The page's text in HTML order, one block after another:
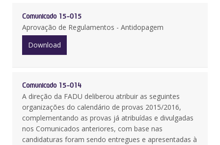
Comunicado 15-015
Aprovação de Regulamentos - Antidopagem
Download
Comunicado 15-014
A direção da FADU deliberou atribuir as seguintes
organizações do calendário de provas 2015/2016,
complementando as provas já atribuídas e divulgadas
nos Comunicados anteriores, com base nas
candidaturas foram sendo entregues e apresentadas à